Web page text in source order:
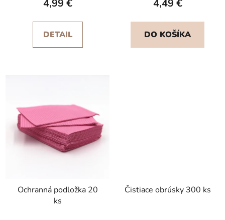
4,99 €
DETAIL
4,49 €
DO KOŠÍKA
Ochranná podložka 20
ks
Čistiace obrúsky 300 ks